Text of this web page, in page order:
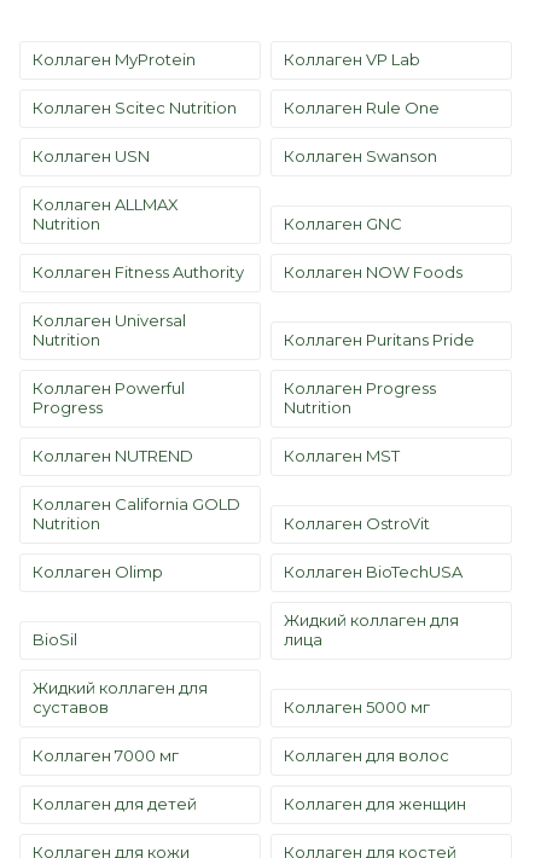
Коллаген MyProtein Коллаген VP Lab
Коллаген Scitec Nutrition Коллаген Rule One
Коллаген USN Коллаген Swanson
Коллаген ALLMAX
Nutrition
Коллаген GNC
Коллаген Fitness Authority Коллаген NOW Foods
Коллаген Universal
Nutrition
Коллаген Puritans Pride
Коллаген Powerful
Progress
Коллаген Progress
Nutrition
Коллаген NUTREND Коллаген MST
Коллаген California GOLD
Nutrition
Коллаген OstroVit
Коллаген Olimp Коллаген BioTechUSA
BioSil
Жидкий коллаген для
лица
Жидкий коллаген для
суставов
Коллаген 5000 мг
Коллаген 7000 мг Коллаген для волос
Коллаген для детей Коллаген для женщин
Коллаген для кожи Коллаген для костей